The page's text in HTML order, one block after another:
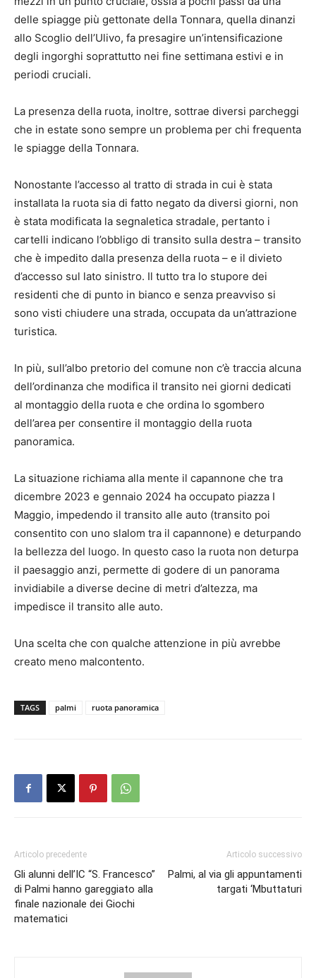
delle spiagge più gettonate della Tonnara, quella dinanzi
allo Scoglio dell’Ulivo, fa presagire un’intensificazione
degli ingorghi soprattutto nei fine settimana estivi e in
periodi cruciali.
La presenza della ruota, inoltre, sottrae diversi parcheggi
che in estate sono sempre un problema per chi frequenta
le spiagge della Tonnara.
Nonostante l’accesso al tratto di strada in cui è stata
installata la ruota sia di fatto negato da diversi giorni, non
è stata modificata la segnaletica stradale, pertanto i
cartelli indicano l’obbligo di transito sulla destra – transito
che è impedito dalla presenza della ruota – e il divieto
d’accesso sul lato sinistro. Il tutto tra lo stupore dei
residenti che di punto in bianco e senza preavviso si
sono visti chiudere una strada, occupata da un’attrazione
turistica.
In più, sull’albo pretorio del comune non c’è traccia alcuna
dell’ordinanza che modifica il transito nei giorni dedicati
al montaggio della ruota e che ordina lo sgombero
dell’area per consentire il montaggio della ruota
panoramica.
La situazione richiama alla mente il capannone che tra
dicembre 2023 e gennaio 2024 ha occupato piazza I
Maggio, impedendo il transito alle auto (transito poi
consentito con uno slalom tra il capannone) e deturpando
la bellezza del luogo. In questo caso la ruota non deturpa
il paesaggio anzi, permette di godere di un panorama
invidiabile a diverse decine di metri d’altezza, ma
impedisce il transito alle auto.
Una scelta che con qualche attenzione in più avrebbe
creato meno malcontento.
TAGS palmi ruota panoramica
Articolo precedente
Gli alunni dell’IC “S. Francesco”
di Palmi hanno gareggiato alla
finale nazionale dei Giochi
matematici
Articolo successivo
Palmi, al via gli appuntamenti
targati ‘Mbuttaturi